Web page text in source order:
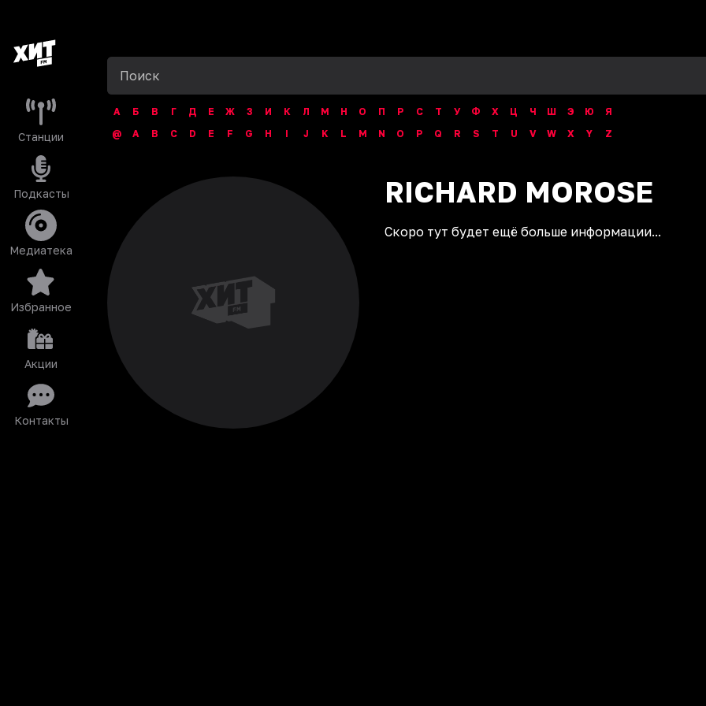
Станции
Подкасты
Медиатека
Избранное
Акции
Контакты
А Б В Г Д Е Ж З И К Л М Н О П Р С Т У Ф Х Ц Ч Ш Э Ю
Я
@
A B C D E F G H I J K L M N O P Q R S T U V W X Y Z
RICHARD MOROSE
Скоро тут будет ещё больше информации...